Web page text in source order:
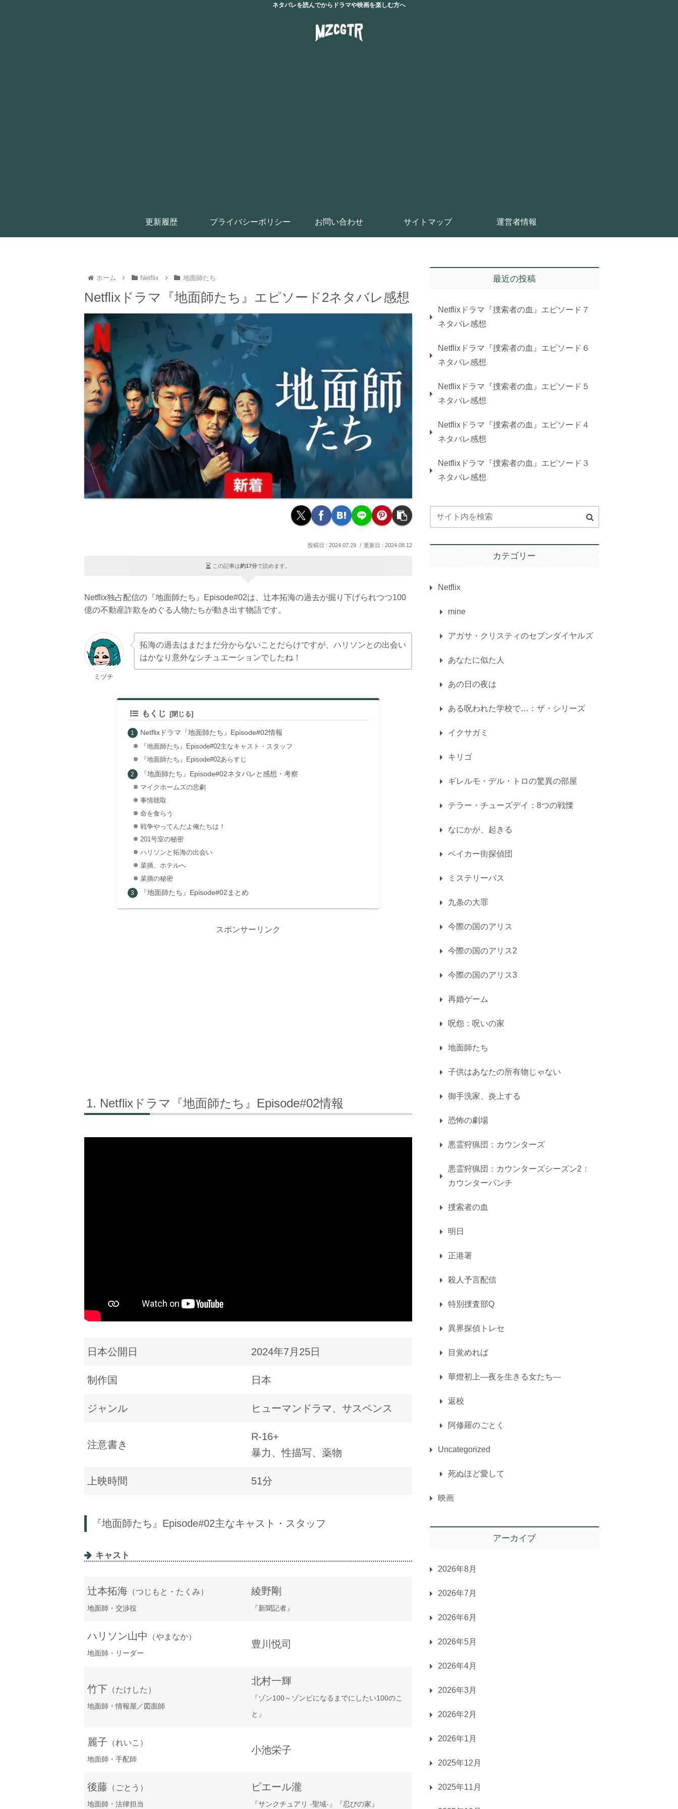
ネタバレを読んでからドラマや映画を楽しむ方へ
更新履歴 プライバシーポリシー お問い合わせ サイトマップ 運営者情報
ホーム Netflix 地面師たち
Netflixドラマ『地面師たち』エピソード2ネタバレ感想
2024.07.29 2024.08.12
この記事は約17分で読めます。
Netflix独占配信の『地面師たち』Episode#02は、辻本拓海の過去が掘り下げられつつ100
億の不動産詐欺をめぐる人物たちが動き出す物語です。
ミヅチ
拓海の過去はまだまだ分からないことだらけですが、ハリソンとの出会い
はかなり意外なシチュエーションでしたね！
もくじ
Netflixドラマ『地面師たち』Episode#02情報
『地面師たち』Episode#02主なキャスト・スタッフ
『地面師たち』Episode#02あらすじ
『地面師たち』Episode#02ネタバレと感想・考察
マイクホームズの悲劇
事情聴取
命を食らう
戦争やってんだよ俺たちは！
201号室の秘密
ハリソンと拓海の出会い
菜摘、ホテルへ
菜摘の秘密
『地面師たち』Episode#02まとめ
スポンサーリンク
Netflixドラマ『地面師たち』Episode#02情報
日本公開日 2024年7月25日
制作国 日本
ジャンル ヒューマンドラマ、サスペンス
注意書き
R-16+
暴力、性描写、薬物
上映時間 51分
『地面師たち』Episode#02主なキャスト・スタッフ
キャスト
辻本拓海（つじもと・たくみ）
地面師・交渉役
綾野剛
『新聞記者』
ハリソン山中 （やまなか）
地面師・リーダー
豊川悦司
竹下 （たけした）
地面師・情報屋／図面師
北村一輝
『ゾン100～ゾンビになるまでにしたい100のこ
と』
麗子 （れいこ）
地面師・手配師
小池栄子
後藤 （ごとう）
地面師・法律担当
ピエール瀧
『サンクチュアリ -聖域-』『忍びの家』
最近の投稿
Netflixドラマ『捜索者の血』エピソード７
ネタバレ感想
Netflixドラマ『捜索者の血』エピソード６
ネタバレ感想
Netflixドラマ『捜索者の血』エピソード５
ネタバレ感想
Netflixドラマ『捜索者の血』エピソード４
ネタバレ感想
Netflixドラマ『捜索者の血』エピソード３
ネタバレ感想
カテゴリー
Netflix
mine
アガサ・クリスティのセブンダイヤルズ
あなたに似た人
あの日の夜は
ある呪われた学校で…：ザ・シリーズ
イクサガミ
キリゴ
ギレルモ・デル・トロの驚異の部屋
テラー・チューズデイ：8つの戦慄
なにかが、起きる
ベイカー街探偵団
ミステリーバス
九条の大罪
今際の国のアリス
今際の国のアリス2
今際の国のアリス3
再婚ゲーム
呪怨：呪いの家
地面師たち
子供はあなたの所有物じゃない
御手洗家、炎上する
恐怖の劇場
悪霊狩猟団：カウンターズ
悪霊狩猟団：カウンターズシーズン2：
カウンターパンチ
捜索者の血
明日
正港署
殺人予言配信
特別捜査部Q
異界探偵トレセ
目覚めれば
華燈初上―夜を生きる女たち―
返校
阿修羅のごとく
Uncategorized
死ぬほど愛して
映画
アーカイブ
2026年8月
2026年7月
2026年6月
2026年5月
2026年4月
2026年3月
2026年2月
2026年1月
2025年12月
2025年11月